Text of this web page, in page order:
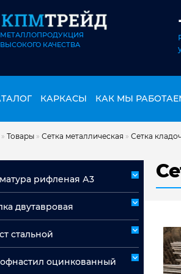
МЕТАЛЛОПРОДУКЦИЯ
ВЫСОКОГО КАЧЕСТВА
КАРКАСЫ КАК МЫ
» Товары » Сетка металлическая » Сетка
рифленая А3
мерная А3
двутавровая
стальной
оцинкованный